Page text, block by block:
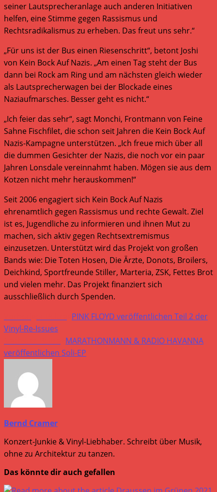
seiner Lautsprecheranlage auch anderen Initiativen
helfen, eine Stimme gegen Rassismus und
Rechtsradikalismus zu erheben. Das freut uns sehr.“
„Für uns ist der Bus einen Riesenschritt“, betont Joshi
von Kein Bock Auf Nazis. „Am einen Tag steht der Bus
dann bei Rock am Ring und am nächsten gleich wieder
als Lautsprecherwagen bei der Blockade eines
Naziaufmarsches. Besser geht es nicht.“
„Ich feier das sehr“, sagt Monchi, Frontmann von Feine
Sahne Fischfilet, die schon seit Jahren die Kein Bock Auf
Nazis-Kampagne unterstützen. „Ich freue mich über all
die dummen Gesichter der Nazis, die noch vor ein paar
Jahren Lonsdale vereinnahmt haben. Mögen sie aus dem
Kotzen nicht mehr herauskommen!“
Seit 2006 engagiert sich Kein Bock Auf Nazis
ehrenamtlich gegen Rassismus und rechte Gewalt. Ziel
ist es, Jugendliche zu informieren und ihnen Mut zu
machen, sich aktiv gegen Rechtsextremismus
einzusetzen. Unterstützt wird das Projekt von großen
Bands wie: Die Toten Hosen, Die Ärzte, Donots, Broilers,
Deichkind, Sportfreunde Stiller, Marteria, ZSK, Fettes Brot
und vielen mehr. Das Projekt finanziert sich
ausschließlich durch Spenden.
Weitere
Artikel
ansehen
PINK FLOYD veröffentlichen Teil 2 der
Vinyl-Re-Issues
MARATHONMANN & RADIO HAVANNA
veröffentlichen Soli-EP
Bernd Cramer
Konzert-Junkie & Vinyl-Liebhaber. Schreibt über Musik,
ohne zu Architektur zu tanzen.
Das könnte dir auch gefallen